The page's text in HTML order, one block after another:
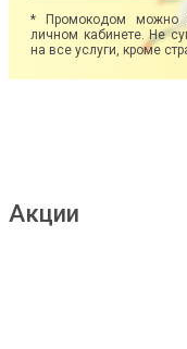
* Промокодом можно
личном кабинете. Не
на все услуги, кроме
Акции